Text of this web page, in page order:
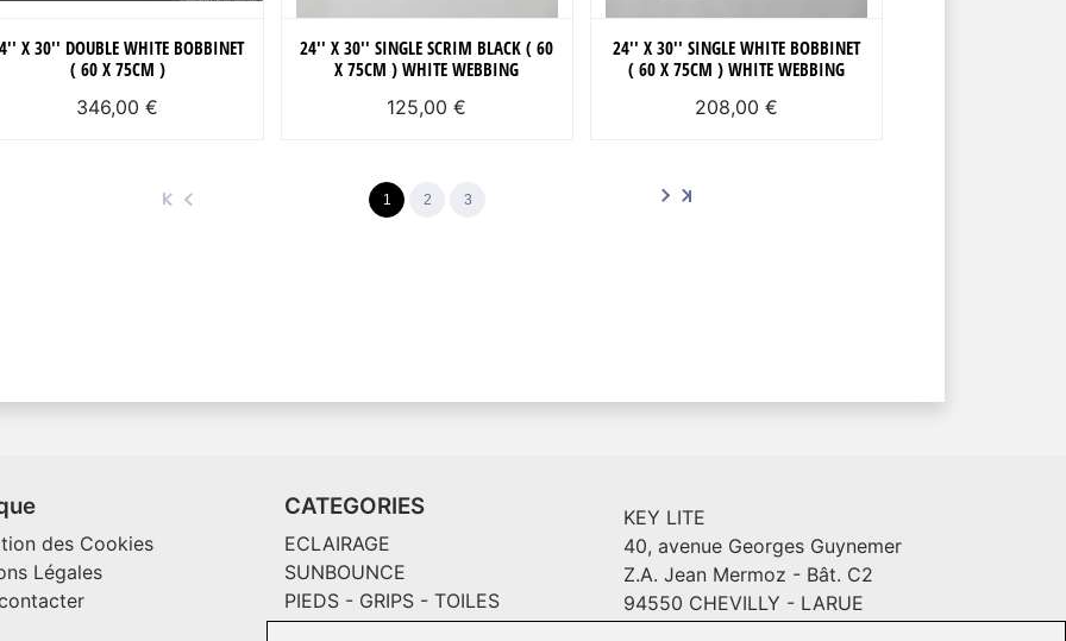
X 30'' DOUBLE WHITE BOBBINET
( 60 X 75CM )
346,00 €
24'' X 30'' SINGLE SCRIM BLACK ( 60
X 75CM ) WHITE WEBBING
125,00 €
24'' X 30'' SINGLE WHITE BOBBINET
( 60 X 75CM ) WHITE WEBBING
208,00 €
1 2 3
des Cookies
Légales
CATEGORIES
ECLAIRAGE
SUNBOUNCE
PIEDS - GRIPS - TOILES
MAGLINER CHARIOTS
KEY LITE
40, avenue Georges Guynemer
Z.A. Jean Mermoz - Bât. C2
94550 CHEVILLY - LARUE